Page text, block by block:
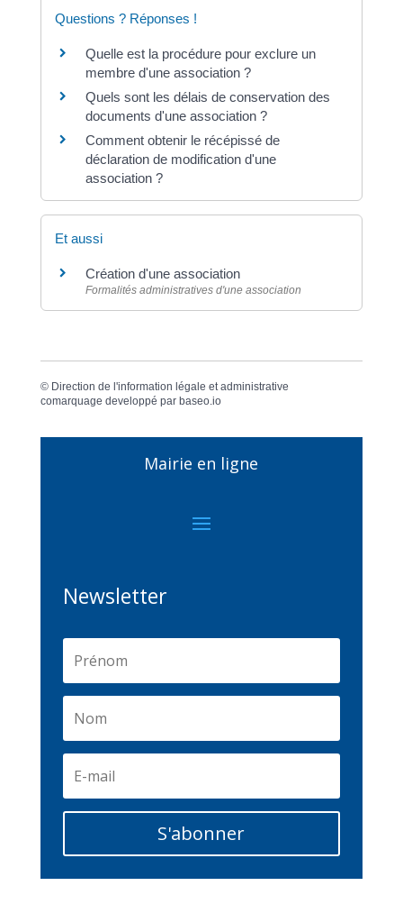
Questions ? Réponses !
Quelle est la procédure pour exclure un
membre d'une association ?
Quels sont les délais de conservation des
documents d'une association ?
Comment obtenir le récépissé de
déclaration de modification d'une
association ?
Et aussi
Création d'une association
Formalités administratives d'une association
© Direction de l'information légale et administrative
comarquage developpé par baseo.io
Mairie en ligne
Newsletter
S'abonner